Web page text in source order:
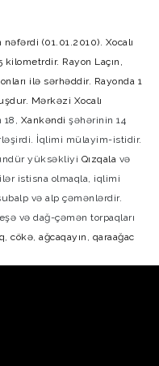
(01.01.2010). Xocalı
kilometrdir. Rayon Laçın ,
ilə sərhəddir. Rayonda 1
Mərkəzi Xocalı
18, Xankəndi şəhərinin 14
İqlimi mülayim-istidir.
yüksəkliyi Qızqala və
istisna olmaqla, iqlimi
və alp çəmənlərdir.
və dağ-çəmən torpaqları
, cökə, ağcaqayın , qaraağac